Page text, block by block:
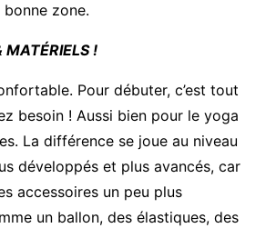
zone.
MATÉRIELS !
Pour débuter, c’est tout
besoin ! Aussi bien pour le yoga
La différence se joue au niveau
développés et plus avancés, car
accessoires un peu plus
un ballon, des élastiques, des